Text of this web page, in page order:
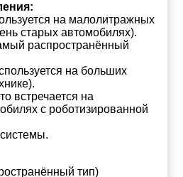
на малолитражных
старых автомобилях).
распространённый
на больших
встречается на
с роботизированной
тип)